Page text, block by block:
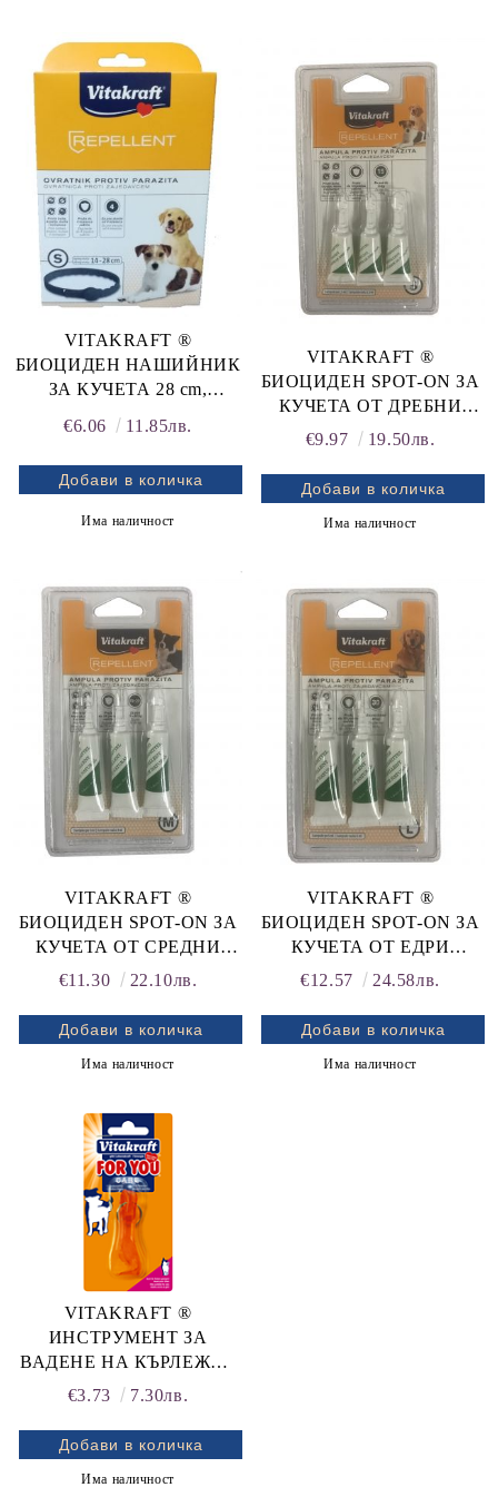
БЪЛХИ, КЪРЛЕЖИ,
МУХИ И КОМАРИ. СРОК
НА ДЕЙСТВИЕ 4
МЕСЕЦА.
ВОДОУСТОЙЧИВА!
ОБИКОЛКА НА ВРАТА
22-50 СМ. ЗА КУЧЕТА
НАД 4 МЕСЕЦА, ПРОТИВ
БЪЛХИ, КЪРЛЕЖИ, М
VITAKRAFT ®
БИОЦИДЕН НАШИЙНИК
ЗА КУЧЕТА 28 cm,
размери: S и SM
подрастващи
РЕПЕЛЕНТНА
ПРОТИВОПАРАЗИТНА
КАИШКА ЗА КУЧЕТА ОТ
ОТ СРЕДНИ ПОРОДИ,
ОБИКОЛКА НА ВРАТА
14-28 СМ. ЗА КУЧЕТА
НАД 4 МЕСЕЦА, ПРОТИВ
БЪЛХИ, КЪРЛЕЖИ,
€6.06 11.85лв.
Има наличност
VITAKRAFT ®
БИОЦИДЕН SPOT-ON ЗА
КУЧЕТА ОТ ДРЕБНИ
ПОРОДИ, до 15 кг.
ЗА НАКАПВАНЕ 3 бр. x
1,5 ml ЗА КУЧЕТА,
ПРОТИВ ПАРАЗИТИ
€9.97 19.50лв.
Има наличност
VITAKRAFT ®
БИОЦИДЕН SPOT-ON ЗА
КУЧЕТА ОТ СРЕДНИ
ПОРОДИ, от 15 кг до 30 кг.
ЗА НАКАПВАНЕ 3 бр. x 3
ml ЗА КУЧЕТА, ПРОТИВ
ПАРАЗИТИ
€11.30 22.10лв.
Има наличност
VITAKRAFT ®
БИОЦИДЕН SPOT-ON ЗА
КУЧЕТА ОТ ЕДРИ
ПОРОДИ, над 30 кг.
ЗА НАКАПВАНЕ 3 бр. x 5
ml ЗА КУЧЕТА, ПРОТИВ
ПАРАЗИТИ
€12.57 24.58лв.
Има наличност
VITAKRAFT ®
ИНСТРУМЕНТ ЗА
ВАДЕНЕ НА КЪРЛЕЖИ -
ЗА КУЧЕТА и КОТКИ
€3.73 7.30лв.
Има наличност